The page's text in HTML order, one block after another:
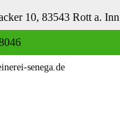
10, 83543 Rott a. Inn
senega.de